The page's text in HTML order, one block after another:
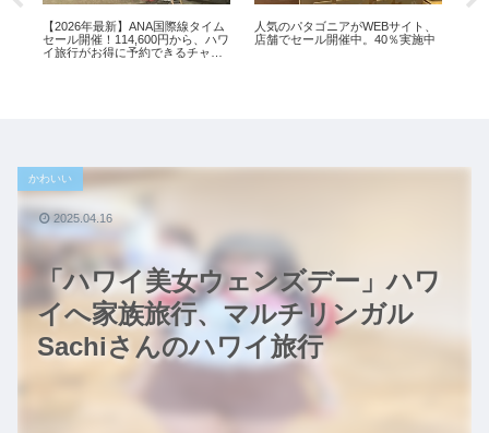
【2026年最新】ANA国際線タイム
セール開催！114,600円から、ハワ
イ旅行がお得に予約できるチャン
人気のパタゴニアがWEBサイト、
店舗でセール開催中。40％実施中
「ハワイ美女ウェンズデー」ハワ
イへ家族旅行、マルチリンガル
Sachiさんのハワイ旅行
かわいい
2025.04.16